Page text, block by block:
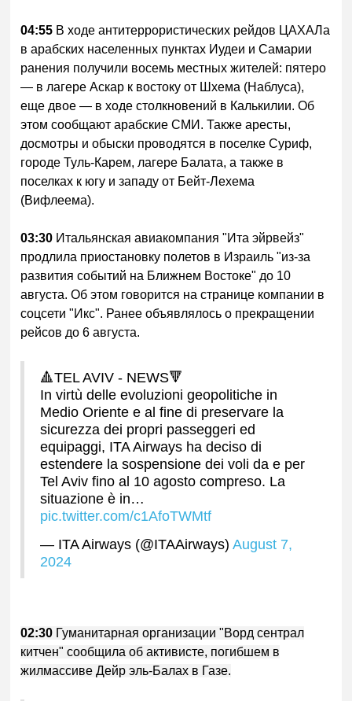
04:55 В ходе антитеррористических рейдов ЦАХАЛа
в арабских населенных пунктах Иудеи и Самарии
ранения получили восемь местных жителей: пятеро
— в лагере Аскар к востоку от Шхема (Наблуса),
еще двое — в ходе столкновений в Калькилии. Об
этом сообщают арабские СМИ. Также аресты,
досмотры и обыски проводятся в поселке Суриф,
городе Туль-Карем, лагере Балата, а также в
поселках к югу и западу от Бейт-Лехема
(Вифлеема).
03:30 Итальянская авиакомпания "Ита эйрвейз"
продлила приостановку полетов в Израиль "из-за
развития событий на Ближнем Востоке" до 10
августа. Об этом говорится на странице компании в
соцсети "Икс". Ранее объявлялось о прекращении
рейсов до 6 августа.
🔺TEL AVIV - NEWS🔻
In virtù delle evoluzioni geopolitiche in
Medio Oriente e al fine di preservare la
sicurezza dei propri passeggeri ed
equipaggi, ITA Airways ha deciso di
estendere la sospensione dei voli da e per
Tel Aviv fino al 10 agosto compreso. La
situazione è in…
pic.twitter.com/c1AfoTWMtf
— ITA Airways (@ITAAirways)August 7,
2024
02:30 Гуманитарная организации "Ворд сентрал
китчен" сообщила об активисте, погибшем в
жилмассиве Дейр эль-Балах в Газе.